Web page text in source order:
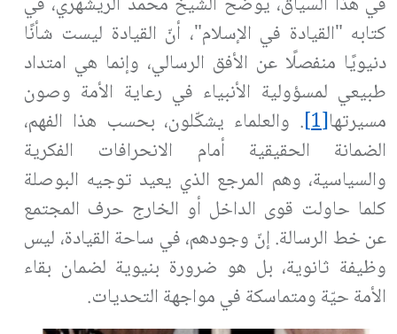
كتابه "القيادة في الإسلام"، أنّ القيادة ليست شأنًا
دنيويًا منفصلًا عن الأفق الرسالي، وإنما هي امتداد
طبيعي لمسؤولية الأنبياء في رعاية الأمة وصون
مسيرتها[1] . والعلماء يشكّلون، بحسب هذا الفهم،
الضمانة الحقيقية أمام الانحرافات الفكرية
والسياسية، وهم المرجع الذي يعيد توجيه البوصلة
كلما حاولت قوى الداخل أو الخارج حرف المجتمع
عن خط الرسالة. إنّ وجودهم، في ساحة القيادة، ليس
وظيفة ثانوية، بل هو ضرورة بنيوية لضمان بقاء
الأمة حيّة ومتماسكة في مواجهة التحديات.